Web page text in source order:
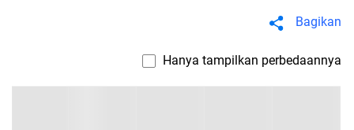
Bagikan
Hanya tampilkan perbedaannya